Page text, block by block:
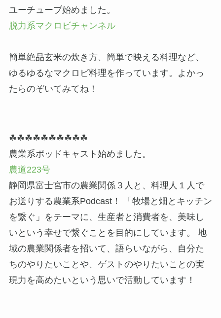
ユーチューブ始めました。
脱力系マクロビチャンネル
簡単絶品玄米の炊き方、簡単で映える料理など、
ゆるゆるなマクロビ料理を作っています。よかっ
たらのぞいてみてね！
☘☘☘☘☘☘☘☘☘☘
農業系ポッドキャスト始めました。
農道223号
静岡県富士宮市の農業関係３人と、料理人１人で
お送りする農業系Podcast！ 「牧場と畑とキッチン
を繋ぐ」をテーマに、生産者と消費者を、美味し
いという幸せで繋ぐことを目的にしています。 地
域の農業関係者を招いて、語らいながら、自分た
ちのやりたいことや、ゲストのやりたいことの実
現力を高めたいという思いで活動しています！